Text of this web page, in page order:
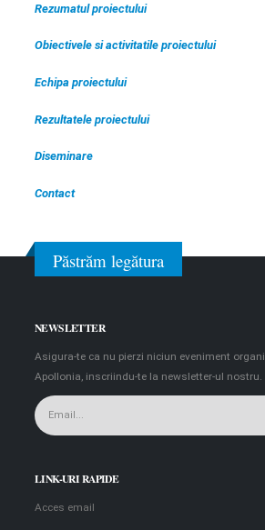
Rezumatul proiectului
Obiectivele si activitatile proiectului
Echipa proiectului
Rezultatele proiectului
Diseminare
Contact
Păstrăm legătura
NEWSLETTER
Asigura-te ca nu pierzi niciun eveniment
Apollonia, inscriindu-te la newsletter-ul nostru.
LINK-URI RAPIDE
Acces email